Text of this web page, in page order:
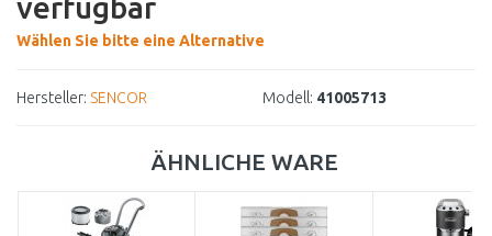
verfügbar
Wählen Sie bitte eine Alternative
Hersteller: SENCOR Modell: 41005713
ÄHNLICHE WARE